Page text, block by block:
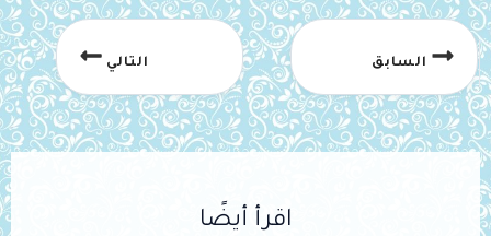
السابق التالي
اقرأ أيضًا